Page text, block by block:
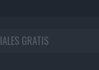
GRATIS